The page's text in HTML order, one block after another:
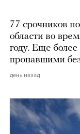
77 срочников
области во
году. Еще более
пропавшими
день назад